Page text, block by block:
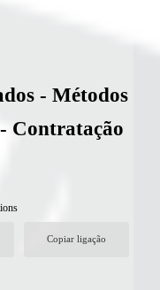
- Métodos
Contratação
Copiar ligação